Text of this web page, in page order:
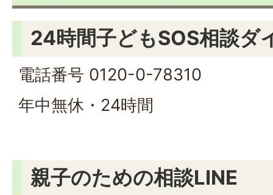
24時間子どもSОS相談ダ
電話番号 0120-0-78310
年中無休・24時間
親子のための相談LINE